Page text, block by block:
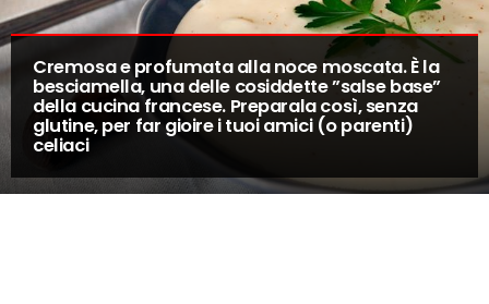
Cremosa e profumata alla noce moscata. È la
besciamella, una delle cosiddette ”salse base”
della cucina francese. Preparala così, senza
glutine, per far gioire i tuoi amici (o parenti)
celiaci